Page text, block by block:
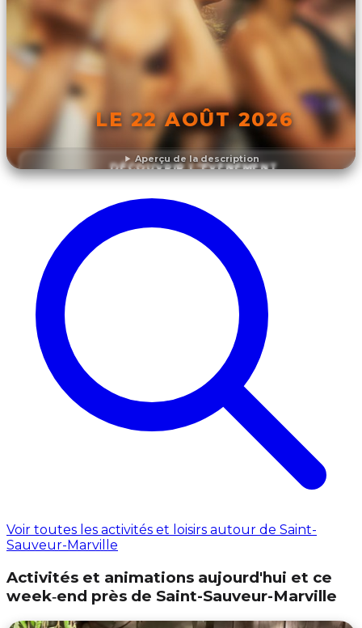
Aperçu de la description
LE 22 AOÛT 2026
DÉCOUVRIR L'ÉVÉNEMENT
Voir toutes les activités et loisirs autour de Saint-
Sauveur-Marville
Activités et animations aujourd'hui et ce
week‑end près de Saint-Sauveur-Marville